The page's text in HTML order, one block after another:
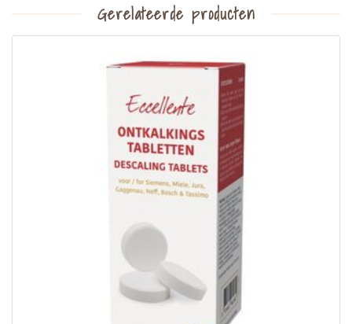
Gerelateerde producten